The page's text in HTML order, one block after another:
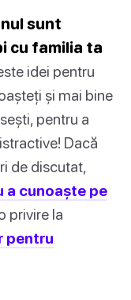
sunt
cu familia ta
idei pentru
și mai bine
pentru a
Dacă
de discutat,
a cunoaște pe
privire la
pentru